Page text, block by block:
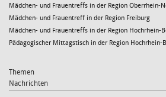
Mädchen- und Frauentreffs in der Region Oberrhein-
Mädchen- und Frauentreff in der Region Freiburg
Mädchen- und Frauentreffs in der Region Hochrhein-
Pädagogischer Mittagstisch in der Region Hochrhein-
Themen
Nachrichten